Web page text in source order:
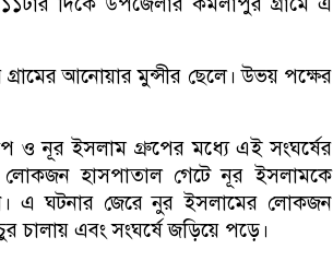
আনোয়ার মুন্সীর ছেলে। উভয় পক্ষের
ও নূর ইসলাম গ্রুপের মধ্যে এই সংঘর্ষের
লোকজন হাসপাতাল গেটে নূর ইসলামকে
ঘটনার জেরে নুর ইসলামের লোকজন
চালায় এবং সংঘর্ষে জড়িয়ে পড়ে।